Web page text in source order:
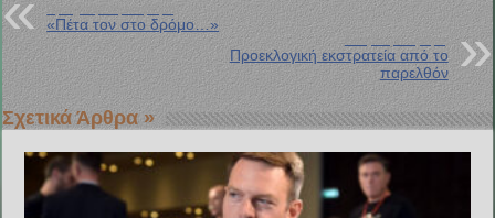
Προηγούμενη Ανάρτηση
«Πέτα τον στο δρόμο…»
Επόμενη Ανάρτηση
Προεκλογική εκστρατεία από το
παρελθόν
Σχετικά Άρθρα »